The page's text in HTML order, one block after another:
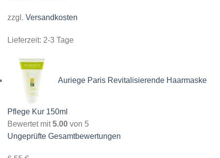
zzgl. Versandkosten
Lieferzeit: 2-3 Tage
Auriege Paris Revitalisierende Haarmaske
Pflege Kur 150ml
Bewertet mit5.00 von 5
Ungeprüfte Gesamtbewertungen